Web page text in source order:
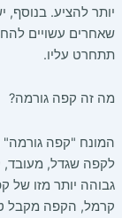
יותר להציע. בנוסף,
שאחרים עשויים
תתחרט עליו.
מה זה קפה גורמה?
המונח "קפה גורמה"
לקפה שגדל, מעובד,
גבוהה יותר מזו של
קרמל, הקפה מקבל